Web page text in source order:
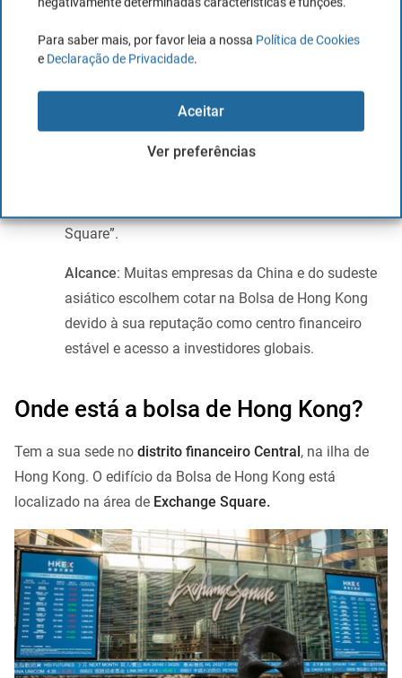
Para saber mais, por favor leia a nossa Política de Cookies
e Declaração de Privacidade.
Aceitar
Ver preferências
sido influenciada por tudo o que acontece na
China, tendo de facto sido afetada pelas
mudanças nas políticas chinesas e pelas reformas
Arte e bolsa:O edifício da Bolsa de Hong Kong é
Square”.
Alcance: Muitas empresas da China e do sudeste
asiático escolhem cotar na Bolsa de Hong Kong
devido à sua reputação como centro financeiro
estável e acesso a investidores globais.
Onde está a bolsa de Hong Kong?
Tem a sua sede no distrito financeiro Central , na ilha de
Hong Kong. O edifício da Bolsa de Hong Kong está
localizado na área de Exchange Square.